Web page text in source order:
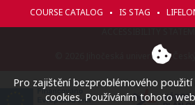
COURSE CATALOG IS STAG
© 2026 Jihočeská univerzita v
Pro zajištění bezproblémového
cookies. Používáním tohoto